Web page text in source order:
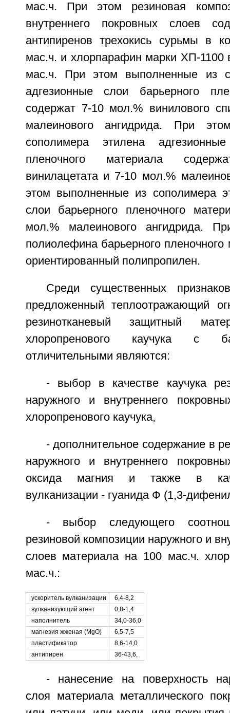
мас.ч. При этом резиновая
внутреннего покровных слоев
антипиренов трехокись сурьмы в
мас.ч. и хлорпарафин марки ХП-1100
мас.ч. При этом выполненные из
адгезионные слои барьерного
содержат 7-10 мол.% винилового
малеинового ангидрида. При
сополимера этилена
пленочного материала
винилацетата и 7-10 мол.%
этом выполненные из сополимера
слои барьерного пленочного
мол.% малеинового ангидрида.
полиолефина барьерного
ориентированный полипропилен.
Среди существенных
предложенный теплоотражающий
резинотканевый защитный
хлоропренового каучука с
отличительными являются:
- выбор в качестве каучука
наружного и внутреннего
хлоропренового каучука,
- дополнительное содержание в
наружного и внутреннего
оксида магния и также в
вулканизации - гуанида Ф (1,3-
- выбор следующего
резиновой композиции наружного и
слоев материала на 100 мас.ч.
мас.ч.:
ускоритель вулканизации
6,4-8,2
вулканизующий агент
0,8-1,4
наполнитель
34,0-36,0
магнезия жженая (MgO)
6,5-7,5
пластификатор
8,6-14,0
антипирен
36-43,6,
- нанесение на поверхность
слоя материала металлического